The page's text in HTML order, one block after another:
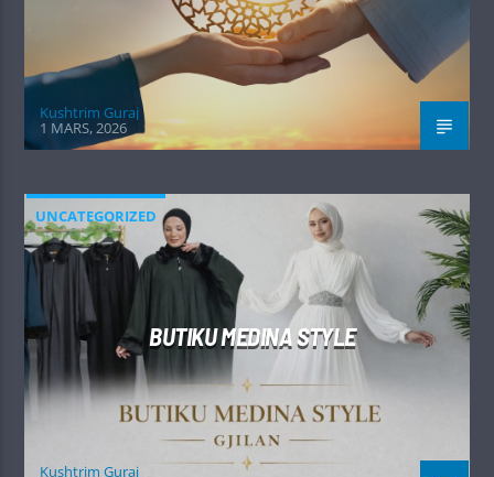
Kushtrim Guraj
1 MARS, 2026
UNCATEGORIZED
BUTIKU MEDINA STYLE
Kushtrim Guraj